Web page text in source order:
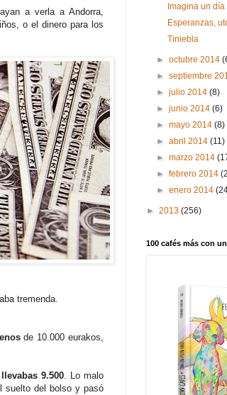
a verla a Andorra,
o el dinero para los
tremenda.
de 10.000 eurakos,
llevabas 9.500. Lo malo
suelto del bolso y pasó
Imagina un día
Esperanzas,
Tiniebla
►octubre 2014
►septiembre
►julio 2014(8)
►junio 2014(6)
►mayo 2014(8)
►abril 2014(11)
►marzo 2014
►febrero 2014
►enero 2014
► 2013 (256)
100 cafés más con